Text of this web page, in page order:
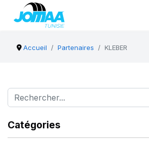
Accueil Partenaires KLEBER
Catégories